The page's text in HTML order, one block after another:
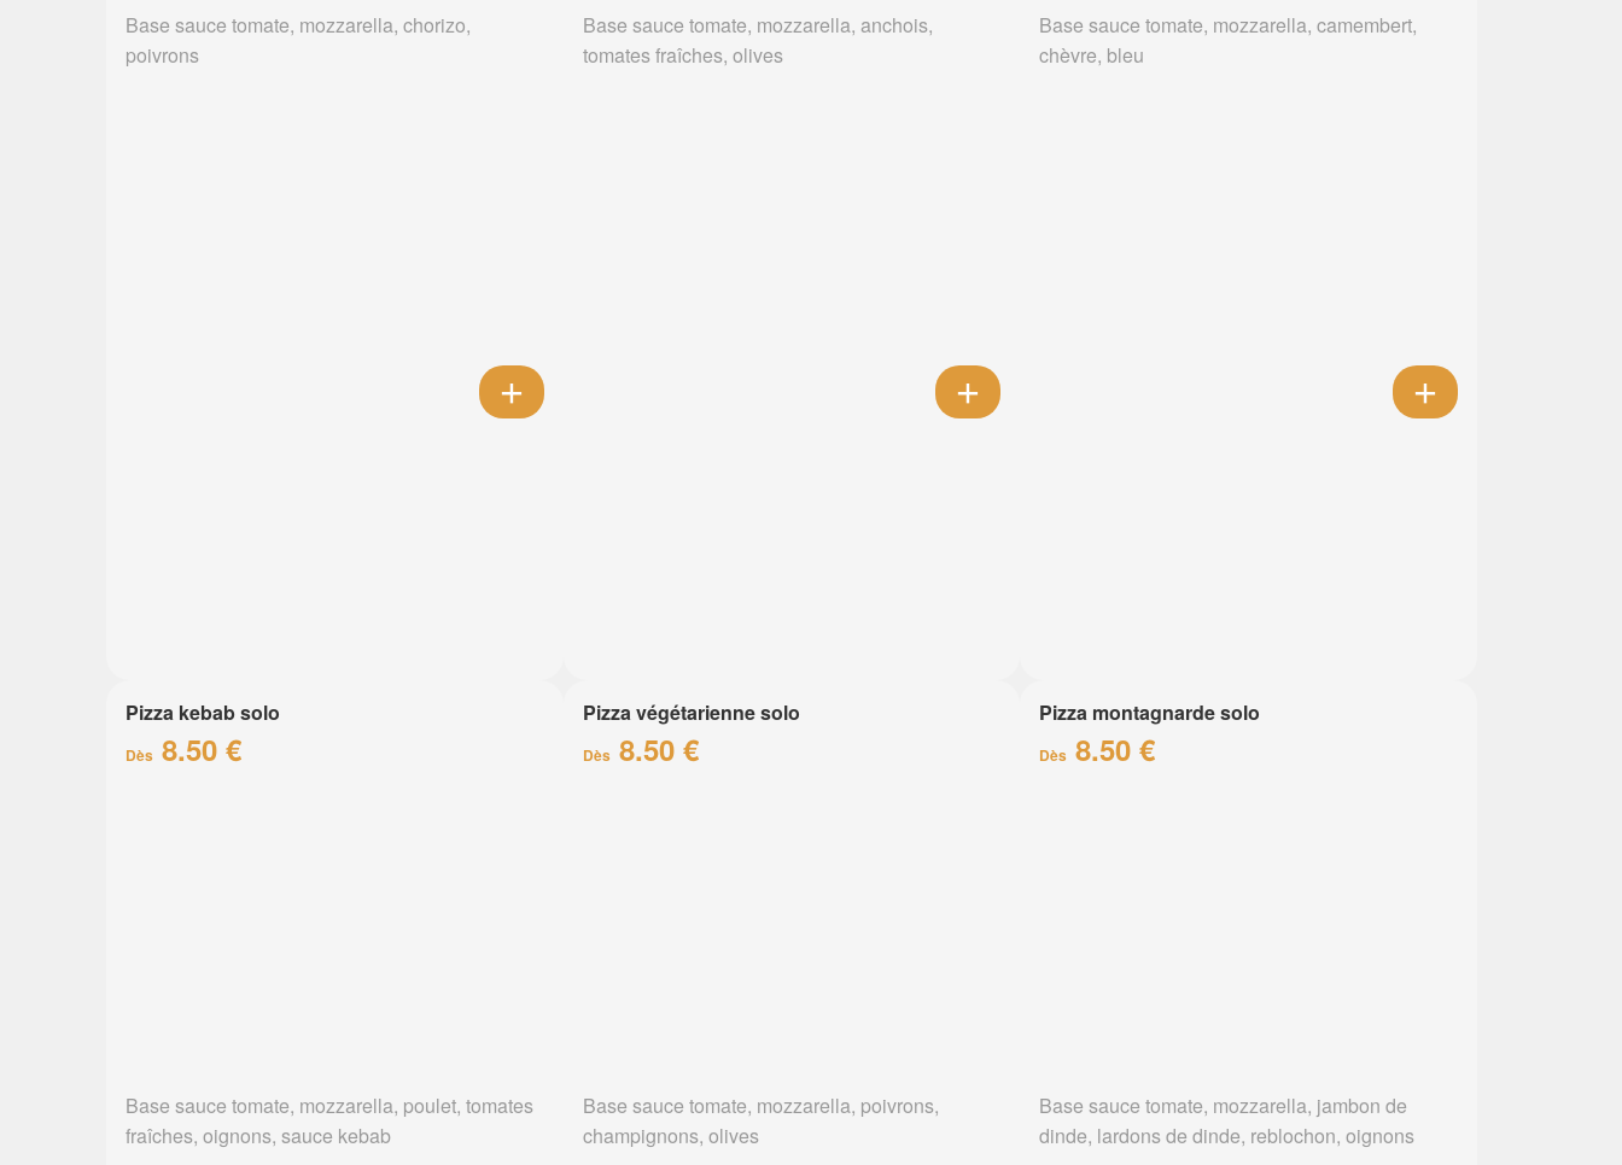
Base sauce tomate, mozzarella, chorizo,
poivrons
Base sauce tomate, mozzarella, anchois,
tomates fraîches, olives
Base sauce tomate, mozzarella, camembert,
chèvre, bleu
Pizza kebab solo
Dès 8.50 €
Base sauce tomate, mozzarella, poulet, tomates
fraîches, oignons, sauce kebab
Pizza végétarienne solo
Dès 8.50 €
Base sauce tomate, mozzarella, poivrons,
champignons, olives
Pizza montagnarde solo
Dès 8.50 €
Base sauce tomate, mozzarella, jambon de
dinde, lardons de dinde, reblochon, oignons